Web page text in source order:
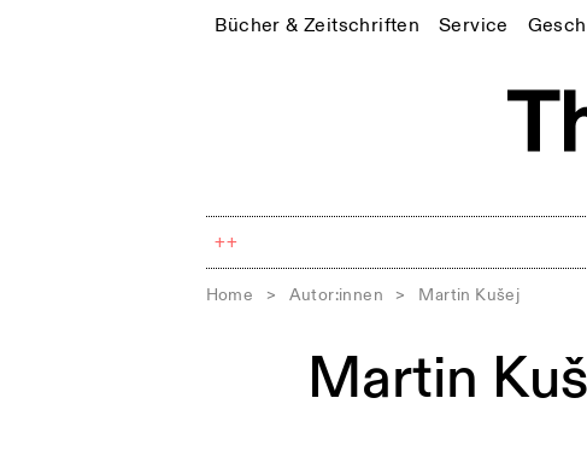
Bücher & Zeitschriften Service
++
Home > Autor:innen > Martin Kušej
Martin